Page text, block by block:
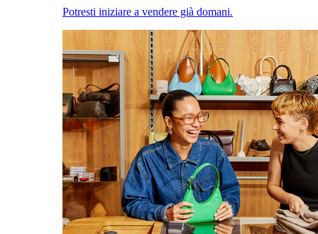
Potresti iniziare a vendere già domani.